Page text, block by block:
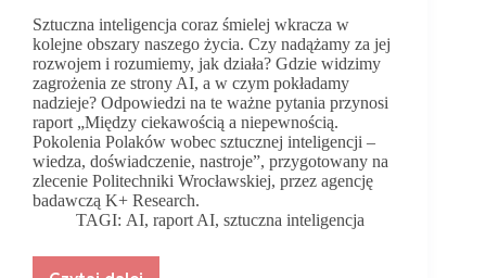
Sztuczna inteligencja coraz śmielej wkracza w
kolejne obszary naszego życia. Czy nadążamy za jej
rozwojem i rozumiemy, jak działa? Gdzie widzimy
zagrożenia ze strony AI, a w czym pokładamy
nadzieje? Odpowiedzi na te ważne pytania przynosi
raport „Między ciekawością a niepewnością.
Pokolenia Polaków wobec sztucznej inteligencji –
wiedza, doświadczenie, nastroje”, przygotowany na
zlecenie Politechniki Wrocławskiej, przez agencję
badawczą K+ Research.
TAGI: AI,raport AI,sztuczna inteligencja